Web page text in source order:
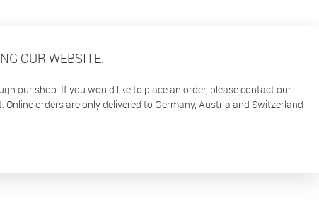
OUR WEBSITE.
our shop. If you would like to place an order, please contact our
Online orders are only delivered to Germany, Austria and Switzerland